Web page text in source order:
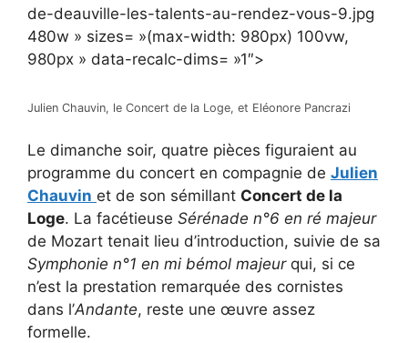
de-deauville-les-talents-au-rendez-vous-9.jpg
480w » sizes= »(max-width: 980px) 100vw,
980px » data-recalc-dims= »1″>
Julien Chauvin, le Concert de la Loge, et Eléonore Pancrazi
Le dimanche soir, quatre pièces figuraient au
programme du concert en compagnie de Julien
Chauvin et de son sémillant Concert de la
Loge. La facétieuse Sérénade n°6 en ré majeur
de Mozart tenait lieu d’introduction, suivie de sa
Symphonie n°1 en mi bémol majeurqui, si ce
n’est la prestation remarquée des cornistes
dans l’Andante, reste une œuvre assez
formelle.